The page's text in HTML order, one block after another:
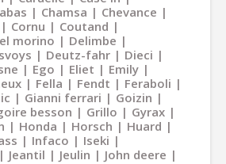
Chamsa
Chevance
Cornu
Coutand
morino
Delimbe
Deutz-fahr
Dieci
Ego Eliet
Emily
Fella Fendt
Feraboli
Gianni ferrari
Goizin
besson Grillo
Gyrax
Honda Horsch
Huard
Infaco
Iseki
Jeantil Jeulin
John deere